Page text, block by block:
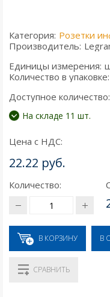
Категория: Розетки
Производитель:
Единицы измерения:
Количество в упаковке:
Доступное количество:
На складе 11 шт.
Цена с НДС:
22.22 руб.
Количество:
В КОРЗИНУ В
СРАВНИТЬ